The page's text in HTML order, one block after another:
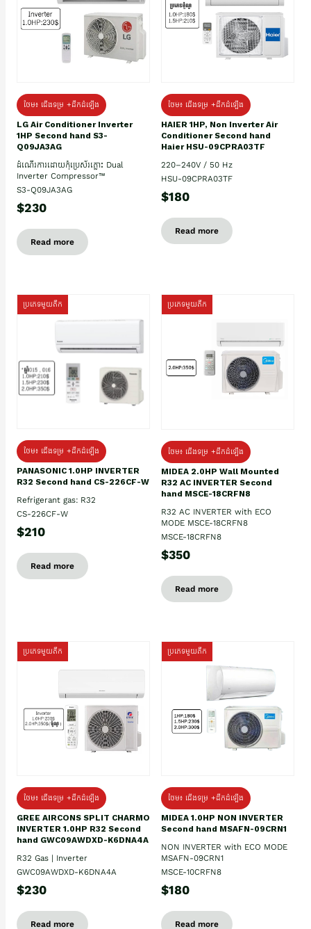
ថែម៖ ជើងទម្រ +ដឹកដំឡើង
LG Air Conditioner Inverter
1HP Second hand S3-
Q09JA3AG
ដំណើរការដោយកុំប្រេស័រភ្លោះ Dual
Inverter Compressor™
S3-Q09JA3AG
$230
Read more
ថែម៖ ជើងទម្រ +ដឹកដំឡើង
HAIER 1HP, Non Inverter Air
Conditioner Second hand
Haier HSU-09CPRA03TF
220–240V / 50 Hz
HSU-09CPRA03TF
$180
Read more
ប្រភេទមួយតឹក
ថែម៖ ជើងទម្រ +ដឹកដំឡើង
PANASONIC 1.0HP INVERTER
R32 Second hand CS-226CF-W
Refrigerant gas: R32
CS-226CF-W
$210
Read more
ប្រភេទមួយតឹក
ថែម៖ ជើងទម្រ +ដឹកដំឡើង
MIDEA 2.0HP Wall Mounted
R32 AC INVERTER Second
hand MSCE-18CRFN8
R32 AC INVERTER with ECO
MODE MSCE-18CRFN8
MSCE-18CRFN8
$350
Read more
ប្រភេទមួយតឹក
ថែម៖ ជើងទម្រ +ដឹកដំឡើង
GREE AIRCONS SPLIT CHARMO
INVERTER 1.0HP R32 Second
hand GWC09AWDXD-K6DNA4A
R32 Gas | Inverter
GWC09AWDXD-K6DNA4A
$230
Read more
ប្រភេទមួយតឹក
ថែម៖ ជើងទម្រ +ដឹកដំឡើង
MIDEA 1.0HP NON INVERTER
Second hand MSAFN-09CRN1
NON INVERTER with ECO MODE
MSAFN-09CRN1
MSCE-10CRFN8
$180
Read more